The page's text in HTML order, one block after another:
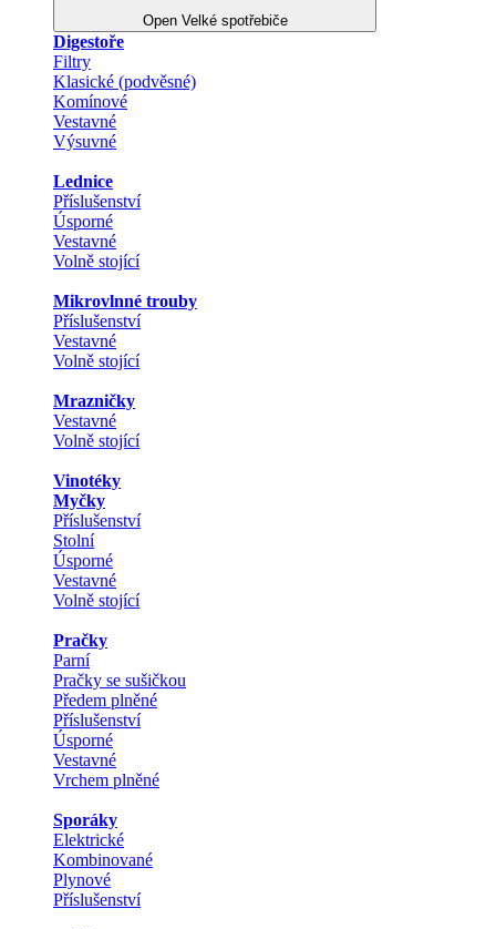
Open Velké spotřebiče
Digestoře
Filtry
Klasické (podvěsné)
Komínové
Vestavné
Výsuvné
Lednice
Příslušenství
Úsporné
Vestavné
Volně stojící
Mikrovlnné trouby
Příslušenství
Vestavné
Volně stojící
Mrazničky
Vestavné
Volně stojící
Vinotéky
Myčky
Příslušenství
Stolní
Úsporné
Vestavné
Volně stojící
Pračky
Parní
Pračky se sušičkou
Předem plněné
Příslušenství
Úsporné
Vestavné
Vrchem plněné
Sporáky
Elektrické
Kombinované
Plynové
Příslušenství